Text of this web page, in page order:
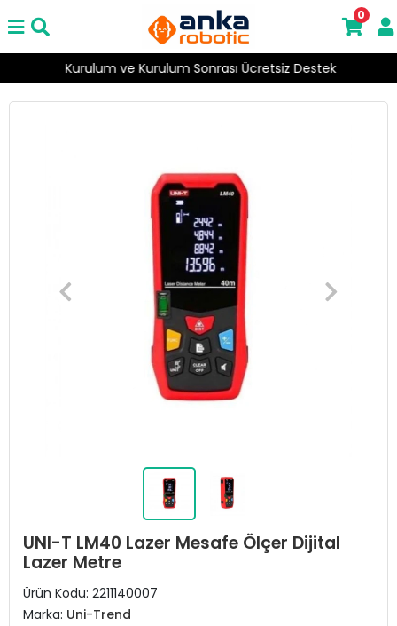
Kurulum ve Kurulum Sonrası Ücretsiz Destek
0
UNI-T LM40 Lazer Mesafe Ölçer Dijital
Lazer Metre
Ürün Kodu: 2211140007
Marka: Uni-Trend